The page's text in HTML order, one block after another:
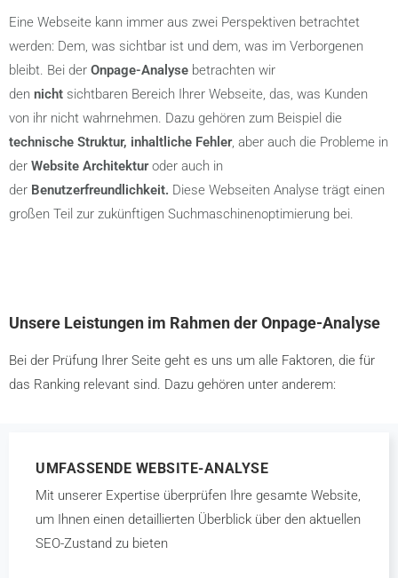
Eine Webseite kann immer aus zwei Perspektiven betrachtet
werden: Dem, was sichtbar ist und dem, was im Verborgenen
bleibt. Bei der Onpage-Analyse betrachten wir
den nicht sichtbaren Bereich Ihrer Webseite, das, was Kunden
von ihr nicht wahrnehmen. Dazu gehören zum Beispiel die
technische Struktur, inhaltliche Fehler, aber auch die Probleme in
der Website Architekturoder auch in
der Benutzerfreundlichkeit. Diese Webseiten Analyse trägt einen
großen Teil zur zukünftigen Suchmaschinenoptimierung bei.
Unsere Leistungen im Rahmen der Onpage-Analyse
Bei der Prüfung Ihrer Seite geht es uns um alle Faktoren, die für
das Ranking relevant sind. Dazu gehören unter anderem:
UMFASSENDE WEBSITE-ANALYSE
Mit unserer Expertise überprüfen Ihre gesamte Website,
um Ihnen einen detaillierten Überblick über den aktuellen
SEO-Zustand zu bieten